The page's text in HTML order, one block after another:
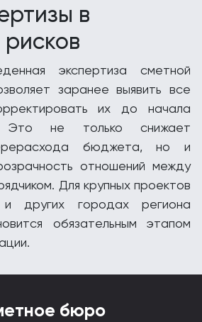
в
экспертиза сметной
заранее выявить все
их до начала
Это не только снижает
бюджета, но и
отношений между
Для крупных проектов
других городах региона
обязательным этапом
бюро